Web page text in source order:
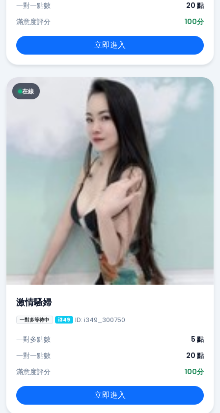
一對一點數
20 點
滿意度評分
100分
立即進入
在線
激情騷婦
一對多等待中 i349 ID: i349_300750
一對多點數
5 點
一對一點數
20 點
滿意度評分
100分
立即進入